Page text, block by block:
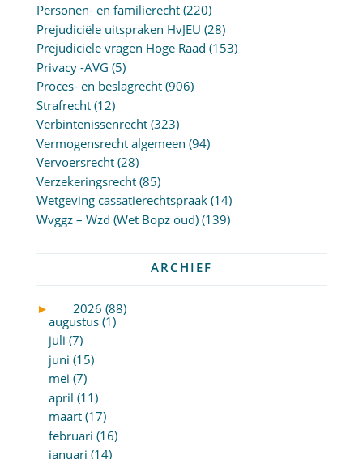
Personen- en familierecht(220)
Prejudiciële uitspraken HvJEU (28)
Prejudiciële vragen Hoge Raad (153)
Privacy -AVG (5)
Proces- en beslagrecht(906)
Strafrecht(12)
Verbintenissenrecht(323)
Vermogensrecht algemeen (94)
Vervoersrecht(28)
Verzekeringsrecht(85)
Wetgeving cassatierechtspraak(14)
Wvggz – Wzd (Wet Bopz oud)(139)
ARCHIEF
►
2026 (88)
augustus (1)
juli (7)
juni (15)
mei (7)
april (11)
maart (17)
februari (16)
januari (14)